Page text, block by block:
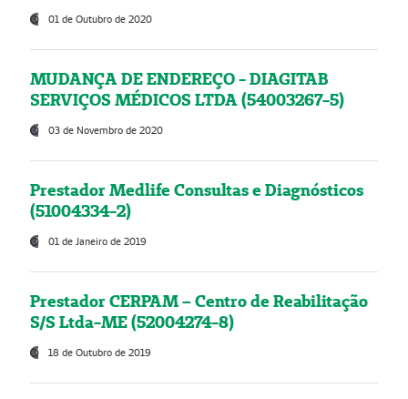
01 de Outubro de 2020
MUDANÇA DE ENDEREÇO - DIAGITAB
SERVIÇOS MÉDICOS LTDA (54003267-5)
03 de Novembro de 2020
Prestador Medlife Consultas e Diagnósticos
(51004334-2)
01 de Janeiro de 2019
Prestador CERPAM – Centro de Reabilitação
S/S Ltda-ME (52004274-8)
18 de Outubro de 2019